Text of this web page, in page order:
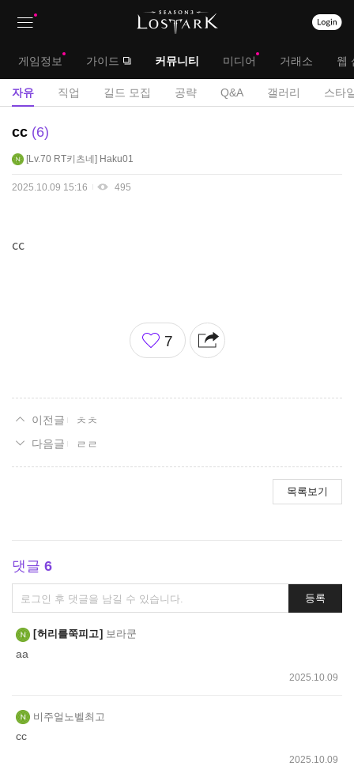
대
메
게임정보 가이드 커뮤니티 미디어 거래소 웹
서
자유 직업 길드 모집 공략 Q&A 갤러리 스타
자
게
cc 6
Lv.70 RT키츠네 Haku01
2025.10.09 15:16 495
cc
좋
아
7
ㅊㅊ
ㄹㄹ
목록보기
댓글 6
댓
글
쓰
기
등록
허리를쭉피고 보라쿤
aa
2025.10.09
비주얼노벨최고
cc
2025.10.09